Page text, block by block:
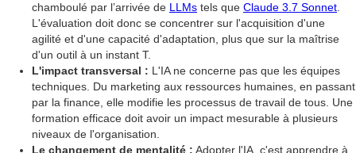
chamboulé par l’arrivée de LLMs tels que Claude 3.7 Sonnet
L'évaluation doit donc se concentrer sur l'acquisition d'une
agilité et d'une capacité d'adaptation, plus que sur la maîtrise
d'un outil à un instant T.
L'impact transversal : L'IA ne concerne pas que les équipes
techniques. Du marketing aux ressources humaines, en passant
par la finance, elle modifie les processus de travail de tous. Une
formation efficace doit avoir un impact mesurable à plusieurs
niveaux de l'organisation.
Le changement de mentalité : Adopter l'IA, c'est apprendre à